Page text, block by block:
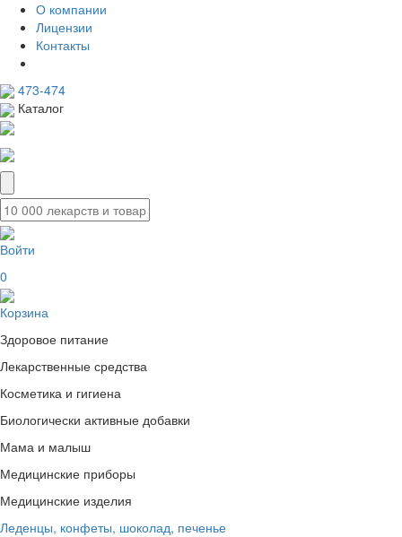
О компании
Лицензии
Контакты
473-474
Каталог
Войти
0
Корзина
Здоровое питание
Лекарственные средства
Косметика и гигиена
Биологически активные добавки
Мама и малыш
Медицинские приборы
Медицинские изделия
Леденцы, конфеты, шоколад, печенье